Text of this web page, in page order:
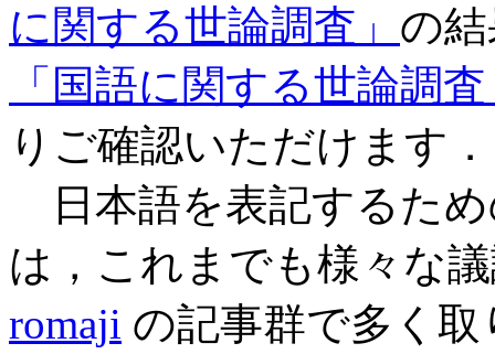
に関する世論調査」 の
「国語に関する世論調
りご確認いただけます．
日本語を表記するた
は，これまでも様々な
romaji の記事群で多く